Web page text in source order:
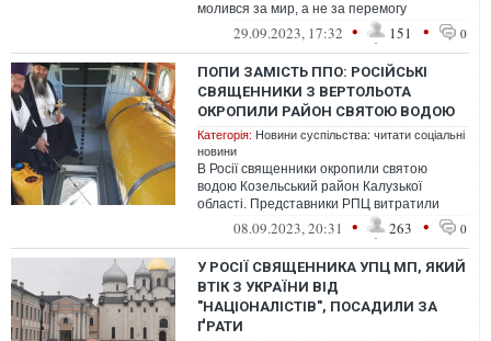
молився за мир, а не за перемогу
окупаційної армії РФ у війні проти ...
29.09.2023, 17:32 • 151 • 0
ПОПИ ЗАМІСТЬ ППО: РОСІЙСЬКІ
СВЯЩЕННИКИ З ВЕРТОЛЬОТА
ОКРОПИЛИ РАЙОН СВЯТОЮ ВОДОЮ
Категорія: Новини суспільства: читати соціальні
новини
В Росії священники окропили святою
водою Козельський район Калузької
області. Представники РПЦ витратили
приблизно сто літрів святої води, розлитої
08.09.2023, 20:31 • 263 • 0
У РОСІЇ СВЯЩЕННИКА УПЦ МП, ЯКИЙ
ВТІК З УКРАЇНИ ВІД
"НАЦІОНАЛІСТІВ", ПОСАДИЛИ ЗА
ҐРАТИ